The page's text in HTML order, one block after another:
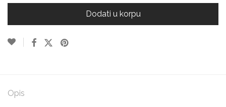
Dodati u korpu
Opis